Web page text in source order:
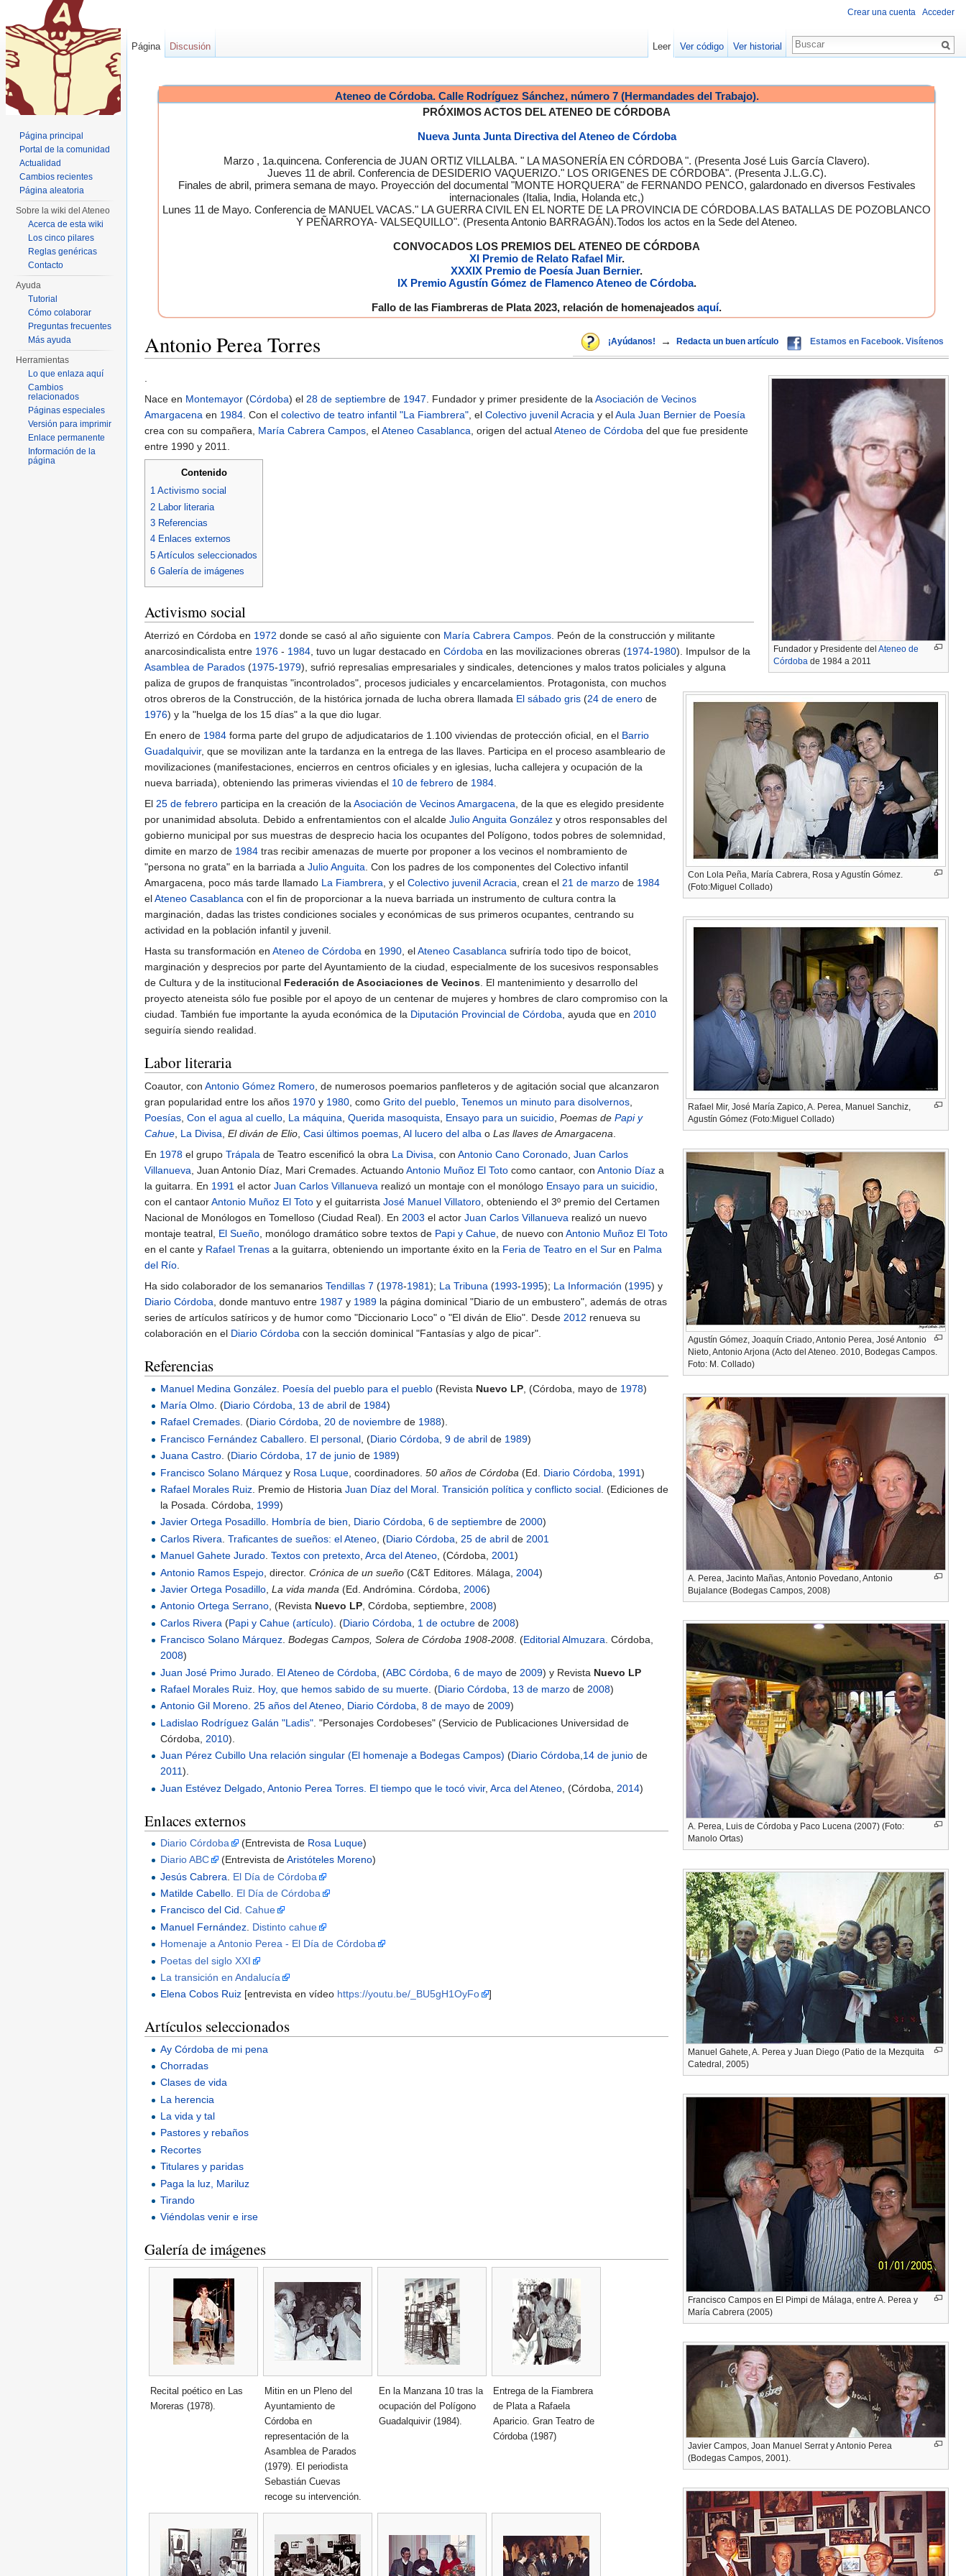
Ateneo de Córdoba. Calle Rodríguez Sánchez, número 7 (Hermandades del Trabajo).
PRÓXIMOS ACTOS DEL ATENEO DE CÓRDOBA
Nueva Junta Junta Directiva del Ateneo de Córdoba
Marzo , 1a.quincena. Conferencia de JUAN ORTIZ VILLALBA. " LA MASONERÍA EN CÓRDOBA ". (Presenta José Luis García Clavero).
Jueves 11 de abril. Conferencia de DESIDERIO VAQUERIZO." LOS ORIGENES DE CÓRDOBA". (Presenta J.L.G.C).
Finales de abril, primera semana de mayo. Proyección del documental "MONTE HORQUERA" de FERNANDO PENCO, galardonado en diversos Festivales
internacionales (Italia, India, Holanda etc,)
Lunes 11 de Mayo. Conferencia de MANUEL VACAS." LA GUERRA CIVIL EN EL NORTE DE LA PROVINCIA DE CÓRDOBA.LAS BATALLAS DE POZOBLANCO
Y PEÑARROYA- VALSEQUILLO". (Presenta Antonio BARRAGÁN).Todos los actos en la Sede del Ateneo.
CONVOCADOS LOS PREMIOS DEL ATENEO DE CÓRDOBA
XI Premio de Relato Rafael Mir.
XXXIX Premio de Poesía Juan Bernier.
IX Premio Agustín Gómez de Flamenco Ateneo de Córdoba.
Fallo de las Fiambreras de Plata 2023, relación de homenajeados aquí.
¡Ayúdanos! → Redacta un buen artículo Estamos en Facebook. Visítenos
Antonio Perea Torres
Fundador y Presidente del Ateneo de
Córdoba de 1984 a 2011
.
Con Lola Peña, María Cabrera, Rosa y Agustín Gómez.
(Foto:Miguel Collado)
Rafael Mir, José María Zapico, A. Perea, Manuel Sanchiz,
Agustín Gómez (Foto:Miguel Collado)
Agustín Gómez, Joaquín Criado, Antonio Perea, José Antonio
Nieto, Antonio Arjona (Acto del Ateneo. 2010, Bodegas Campos.
Foto: M. Collado)
A. Perea, Jacinto Mañas, Antonio Povedano, Antonio
Bujalance (Bodegas Campos, 2008)
A. Perea, Luis de Córdoba y Paco Lucena (2007) (Foto:
Manolo Ortas)
Manuel Gahete, A. Perea y Juan Diego (Patio de la Mezquita
Catedral, 2005)
Francisco Campos en El Pimpi de Málaga, entre A. Perea y
María Cabrera (2005)
Javier Campos, Joan Manuel Serrat y Antonio Perea
(Bodegas Campos, 2001).
Nace en Montemayor (Córdoba) el 28 de septiembre de 1947. Fundador y primer presidente de laAsociación de Vecinos
Amargacena en 1984. Con el colectivo de teatro infantil "La Fiambrera", el Colectivo juvenil Acracia y elAula Juan Bernier de Poesía
crea con su compañera, María Cabrera Campos, elAteneo Casablanca, origen del actualAteneo de Córdoba del que fue presidente
entre 1990 y 2011.
Contenido
1 Activismo social
2
Labor literaria
3 Referencias
4 Enlaces externos
5 Artículos seleccionados
6 Galería de imágenes
Activismo social
Aterrizó en Córdoba en 1972 donde se casó al año siguiente con María Cabrera Campos. Peón de la construcción y militante
anarcosindicalista entre 1976 - 1984, tuvo un lugar destacado en Córdoba en las movilizaciones obreras (1974-1980). Impulsor de la
Asamblea de Parados (1975-1979), sufrió represalias empresariales y sindicales, detenciones y malos tratos policiales y alguna
paliza de grupos de franquistas "incontrolados", procesos judiciales y encarcelamientos. Protagonista, con muchos
otros obreros de la Construcción, de la histórica jornada de lucha obrera llamada El sábado gris (24 de enero de
1976) y la "huelga de los 15 días" a la que dio lugar.
En enero de 1984 forma parte del grupo de adjudicatarios de 1.100 viviendas de protección oficial, en el Barrio
Guadalquivir, que se movilizan ante la tardanza en la entrega de las llaves. Participa en el proceso asambleario de
movilizaciones (manifestaciones, encierros en centros oficiales y en iglesias, lucha callejera y ocupación de la
nueva barriada), obteniendo las primeras viviendas el 10 de febrero de 1984.
El 25 de febrero participa en la creación de laAsociación de Vecinos Amargacena, de la que es elegido presidente
por unanimidad absoluta. Debido a enfrentamientos con el alcalde Julio Anguita González y otros responsables del
gobierno municipal por sus muestras de desprecio hacia los ocupantes del Polígono, todos pobres de solemnidad,
dimite en marzo de 1984 tras recibir amenazas de muerte por proponer a los vecinos el nombramiento de
"persona no grata" en la barriada a Julio Anguita. Con los padres de los componentes del Colectivo infantil
Amargacena, poco más tarde llamado La Fiambrera, y el Colectivo juvenil Acracia, crean el 21 de marzo de 1984
elAteneo Casablanca con el fin de proporcionar a la nueva barriada un instrumento de cultura contra la
marginación, dadas las tristes condiciones sociales y económicas de sus primeros ocupantes, centrando su
actividad en la población infantil y juvenil.
Hasta su transformación en Ateneo de Córdoba en 1990, elAteneo Casablanca sufriría todo tipo de boicot,
marginación y desprecios por parte del Ayuntamiento de la ciudad, especialmente de los sucesivos responsables
de Cultura y de la institucional Federación de Asociaciones de Vecinos. El mantenimiento y desarrollo del
proyecto ateneista sólo fue posible por el apoyo de un centenar de mujeres y hombres de claro compromiso con la
ciudad. También fue importante la ayuda económica de la Diputación Provincial de Córdoba, ayuda que en 2010
seguiría siendo realidad.
Labor literaria
Coautor, con Antonio Gómez Romero, de numerosos poemarios panfleteros y de agitación social que alcanzaron
gran popularidad entre los años 1970 y 1980, como Grito del pueblo, Tenemos un minuto para disolvernos,
Poesías, Con el agua al cuello, La máquina, Querida masoquista, Ensayo para un suicidio, Poemas de Papi y
Cahue, La Divisa, El diván de Elio, Casi últimos poemas, Al lucero del alba o Las llaves de Amargacena.
En 1978 el grupo Trápala de Teatro escenificó la obra La Divisa, con Antonio Cano Coronado, Juan Carlos
Villanueva, Juan Antonio Díaz, Mari Cremades. ActuandoAntonio Muñoz El Toto como cantaor, con Antonio Díaz a
la guitarra. En 1991 el actor Juan Carlos Villanueva realizó un montaje con el monólogo Ensayo para un suicidio,
con el cantaorAntonio Muñoz El Toto y el guitarrista José Manuel Villatoro, obteniendo el 3º premio del Certamen
Nacional de Monólogos en Tomelloso (Ciudad Real). En 2003 el actor Juan Carlos Villanueva realizó un nuevo
montaje teatral, El Sueño, monólogo dramático sobre textos de Papi y Cahue, de nuevo con Antonio Muñoz El Toto
en el cante y Rafael Trenas a la guitarra, obteniendo un importante éxito en la Feria de Teatro en el Sur en Palma
del Río.
Ha sido colaborador de los semanarios Tendillas 7 (1978-1981); La Tribuna (1993-1995); La Información (1995) y
Diario Córdoba, donde mantuvo entre 1987 y 1989 la página dominical "Diario de un embustero", además de otras
series de artículos satíricos y de humor como "Diccionario Loco" o "El diván de Elio". Desde 2012 renueva su
colaboración en el Diario Córdoba con la sección dominical "Fantasías y algo de picar".
Referencias
Manuel Medina González Poesía del pueblo para el pueblo (Revista Nuevo LP , (Córdoba, mayo de 1978)
María Olmo . (Diario Córdoba 13 de abril de 1984)
Rafael Cremades. (Diario Córdoba,20 de noviembre de 1988).
Francisco Fernández Caballero El personal , (Diario Córdoba ,9 de abril de 1989)
Juana Castro. (Diario Córdoba, 17 de junio de 1989)
Francisco Solano Márquez y Rosa Luque , coordinadores.50 años de Córdoba (Ed. Diario Córdoba 1991)
Rafael Morales Ruiz . Premio de HistoriaJuan Díaz del Moral .Transición política y conflicto social . (Ediciones de
la Posada. Córdoba, 1999)
Javier Ortega Posadillo. Hombría de bien, Diario Córdoba,6 de septiembre de2000)
Carlos Rivera .Traficantes de sueños: el Ateneo , (Diario Córdoba 25 de abril de 2001
Manuel Gahete Jurado.Textos con pretexto,Arca del Ateneo, (Córdoba,2001)
Antonio Ramos Espejo , director.Crónica de un sueño (C&T Editores. Málaga, 2004)
Javier Ortega Posadillo ,La vida manda (Ed. Andrómina. Córdoba, 2006)
Antonio Ortega Serrano, (Revista Nuevo LP, Córdoba, septiembre,2008)
Carlos Rivera (Papi y Cahue (artículo) . (Diario Córdoba 1 de octubre de 2008)
Francisco Solano Márquez .Bodegas Campos, Solera de Córdoba 1908-2008 . (Editorial Almuzara . Córdoba,
2008)
Juan José Primo Jurado El Ateneo de Córdoba , (ABC Córdoba ,6 de mayo de 2009) y Revista Nuevo LP
Rafael Morales Ruiz Hoy, que hemos sabido de su muerte . (Diario Córdoba 13 de marzo de 2008)
Antonio Gil Moreno.25 años del Ateneo, Diario Córdoba,8 de mayo de2009)
Ladislao Rodríguez Galán "Ladis" . "Personajes Cordobeses" (Servicio de Publicaciones Universidad de
Córdoba, 2010).
Juan Pérez Cubillo Una relación singular (El homenaje a Bodegas Campos) (Diario Córdoba 14 de junio de
2011).
Juan Estévez Delgado ,Antonio Perea Torres. El tiempo que le tocó vivir,Arca del Ateneo , (Córdoba, 2014)
Enlaces externos
Diario Córdoba (Entrevista de Rosa Luque)
Diario ABC
(Entrevista deAristóteles Moreno)
Jesús Cabrera
El Día de Córdoba
Matilde Cabello El Día de Córdoba
Francisco del Cid.Cahue
Manuel Fernández Distinto cahue
Homenaje a Antonio Perea - El Día de Córdoba
Poetas del siglo XXI
La transición en Andalucía
Elena Cobos Ruiz [entrevista en vídeo https://youtu.be/_BU5gH1OyFo ]
Artículos seleccionados
Ay Córdoba de mi pena
Chorradas
Clases de vida
La herencia
La vida y tal
Pastores y rebaños
Recortes
Titulares y paridas
Paga la luz, Mariluz
Tirando
Viéndolas venir e irse
Galería de imágenes
Recital poético en Las
Moreras (1978).
Mitin en un Pleno del
Ayuntamiento de
Córdoba en
representación de la
Asamblea de Parados
(1979). El periodista
Sebastián Cuevas
recoge su intervención.
En la Manzana 10 tras la
ocupación del Polígono
Guadalquivir (1984).
Entrega de la Fiambrera
de Plata a Rafaela
Aparicio. Gran Teatro de
Córdoba (1987)
Crear una cuenta Acceder
Página Discusión Leer Ver código Ver historial
Página principal
Portal de la comunidad
Actualidad
Cambios recientes
Página aleatoria
Sobre la wiki del Ateneo
Acerca de esta wiki
Los cinco pilares
Reglas genéricas
Contacto
Ayuda
Tutorial
Cómo colaborar
Preguntas frecuentes
Más ayuda
Herramientas
Lo que enlaza aquí
Cambios
relacionados
Páginas especiales
Versión para imprimir
Enlace permanente
Información de la
página